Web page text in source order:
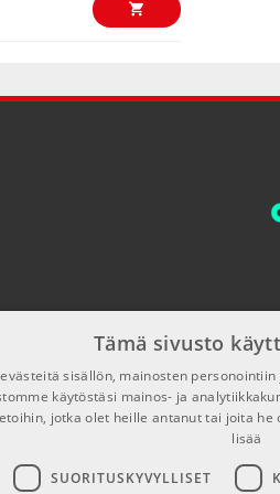
täyden hallinnan vahvistin- ja
€211,00/kpl
Tämä sivusto
sisällön, mainosten
käytöstäsi mainos- ja
jotka olet heille antanut tai joita
lisää
SUORITUSKYVYLLISET